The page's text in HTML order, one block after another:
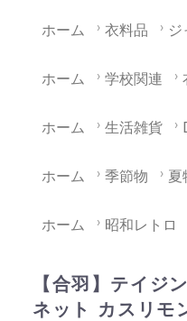
ホーム 衣料品 ジ
ホーム 学校関連
ホーム 生活雑貨
ホーム 季節物 夏
ホーム 昭和レトロ
【合羽】テイジ
ネット カスリモ